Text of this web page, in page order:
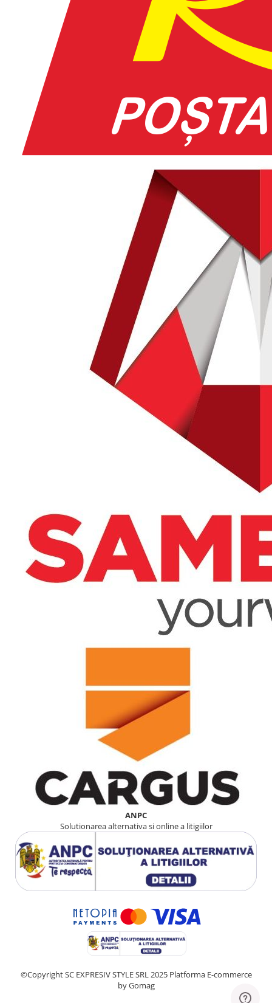
ANPC
Solutionarea alternativa si online a litigiilor
©Copyright SC EXPRESIV STYLE SRL 2025 Platforma E-commerce
by Gomag